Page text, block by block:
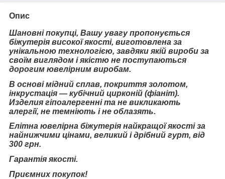
Опис
Шановні покупці, Вашу увагу пропонується
біжутерія високої якості, виготовлена за
унікальною технологією, завдяки якій вироби за
своїм виглядом і якістю не поступаються
дорогим ювелірним виробам.
В основі мідний сплав, покриття золотом,
інкрустація — кубічний цирконій (фіаніт).
Изделия гіпоалергенні та не викликають
алергії, не темніють і не облазять.
Елітна ювелірна біжутерія найкращої якості за
найнижчими цінами, великий і дрібний гурт, від
300 грн.
Гарантія якості.
Приємних покупок!